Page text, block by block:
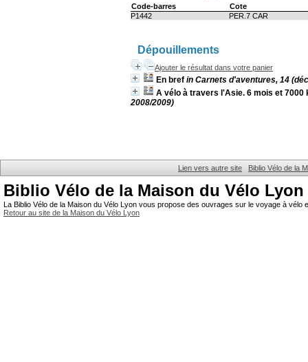
Code-barres
Cote
P1442
PER.7 CAR
Dépouillements
Ajouter le résultat dans votre panier
En bref in Carnets d'aventures, 14
A vélo à travers l'Asie. 6 mois et 7000
2008/2009)
Lien vers autre site Biblio Vélo de la
Biblio Vélo de la Maison du Vélo Lyon
La Biblio Vélo de la Maison du Vélo Lyon vous propose des ouvrages sur le voyage à
Retour au site de la Maison du Vélo Lyon